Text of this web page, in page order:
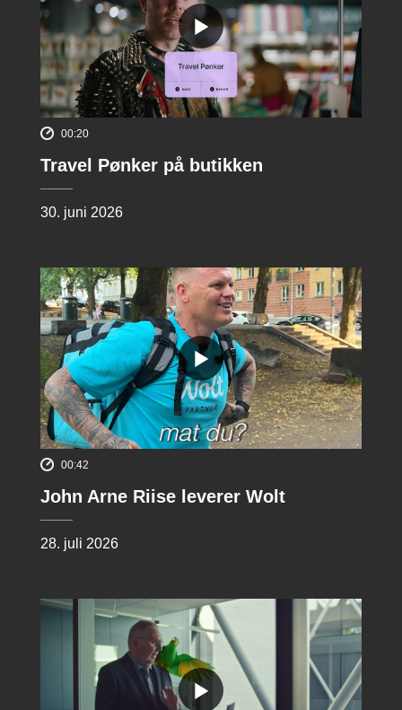
00:20
Travel Pønker på butikken
30. juni 2026
00:42
John Arne Riise leverer Wolt
28. juli 2026